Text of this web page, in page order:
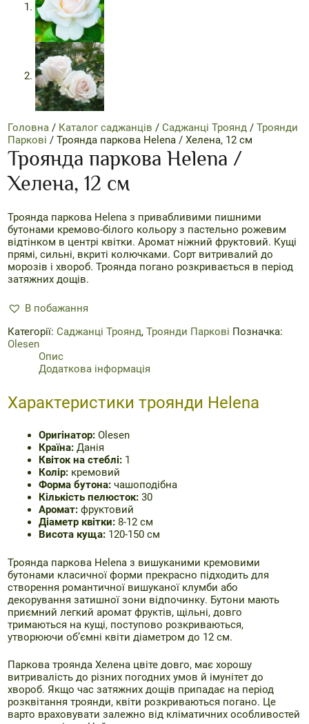
Головна / Каталог саджанців /Саджанці Троянд /Троянди
Паркові / Троянда паркова Helena / Хелена, 12 см
Троянда паркова Helena /
Хелена, 12 см
Троянда паркова Helena з привабливими пишними
бутонами кремово-білого кольору з пастельно рожевим
відтінком в центрі квітки. Аромат ніжний фруктовий. Кущі
прямі, сильні, вкриті колючками. Сорт витривалий до
морозів і хвороб. Троянда погано розкривається в період
затяжних дощів.
В побажання
Категорії:Саджанці Троянд,Троянди Паркові Позначка:
Olesen
Опис
Додаткова інформація
Характеристики троянди Helena
Оригінатор: Olesen
Країна: Данія
Квіток на стеблі: 1
Колір: кремовий
Форма бутона: чашоподібна
Кількість пелюсток:30
Аромат:фруктовий
Діаметр квітки: 8-12 см
Висота куща: 120-150 см
Троянда паркова Helena з вишуканими кремовими
бутонами класичної форми прекрасно підходить для
створення романтичної вишуканої клумби або
декорування затишної зони відпочинку. Бутони мають
приємний легкий аромат фруктів, щільні, довго
тримаються на кущі, поступово розкриваються,
утворюючи об’ємні квіти діаметром до 12 см.
Паркова троянда Хелена цвіте довго, має хорошу
витривалість до різних погодних умов й імунітет до
хвороб. Якщо час затяжних дощів припадає на період
розквітання троянди, квіти розкриваються погано. Це
варто враховувати залежно від кліматичних особливостей